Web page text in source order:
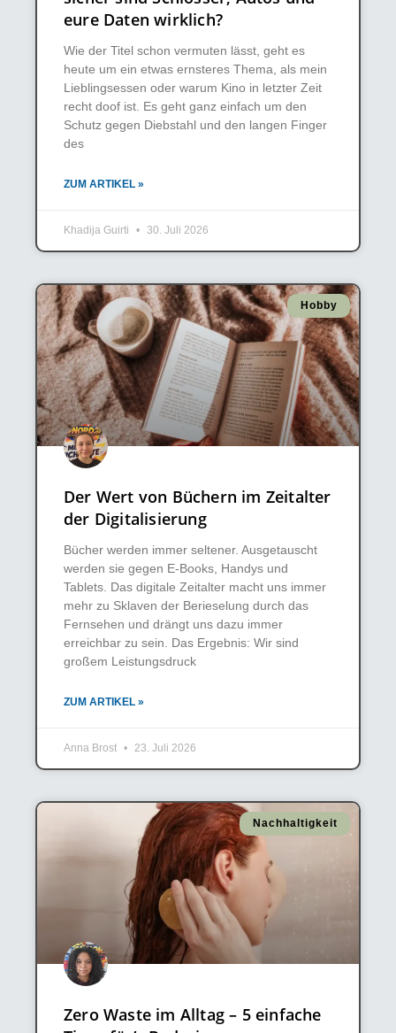
eure Daten wirklich?
Wie der Titel schon vermuten lässt, geht es
heute um ein etwas ernsteres Thema, als mein
Lieblingsessen oder warum Kino in letzter Zeit
recht doof ist. Es geht ganz einfach um den
Schutz gegen Diebstahl und den langen Finger
des
ZUM ARTIKEL »
Khadija Guirti 30. Juli 2026
Hobby
Der Wert von Büchern im Zeitalter
der Digitalisierung
Bücher werden immer seltener. Ausgetauscht
werden sie gegen E-Books, Handys und
Tablets. Das digitale Zeitalter macht uns immer
mehr zu Sklaven der Berieselung durch das
Fernsehen und drängt uns dazu immer
erreichbar zu sein. Das Ergebnis: Wir sind
großem Leistungsdruck
ZUM ARTIKEL »
Anna Brost 23. Juli 2026
Nachhaltigkeit
Zero Waste im Alltag – 5 einfache